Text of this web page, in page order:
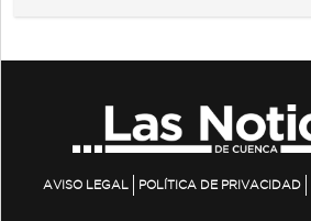
AVISO LEGAL POLÍTICA DE PRIVACIDAD